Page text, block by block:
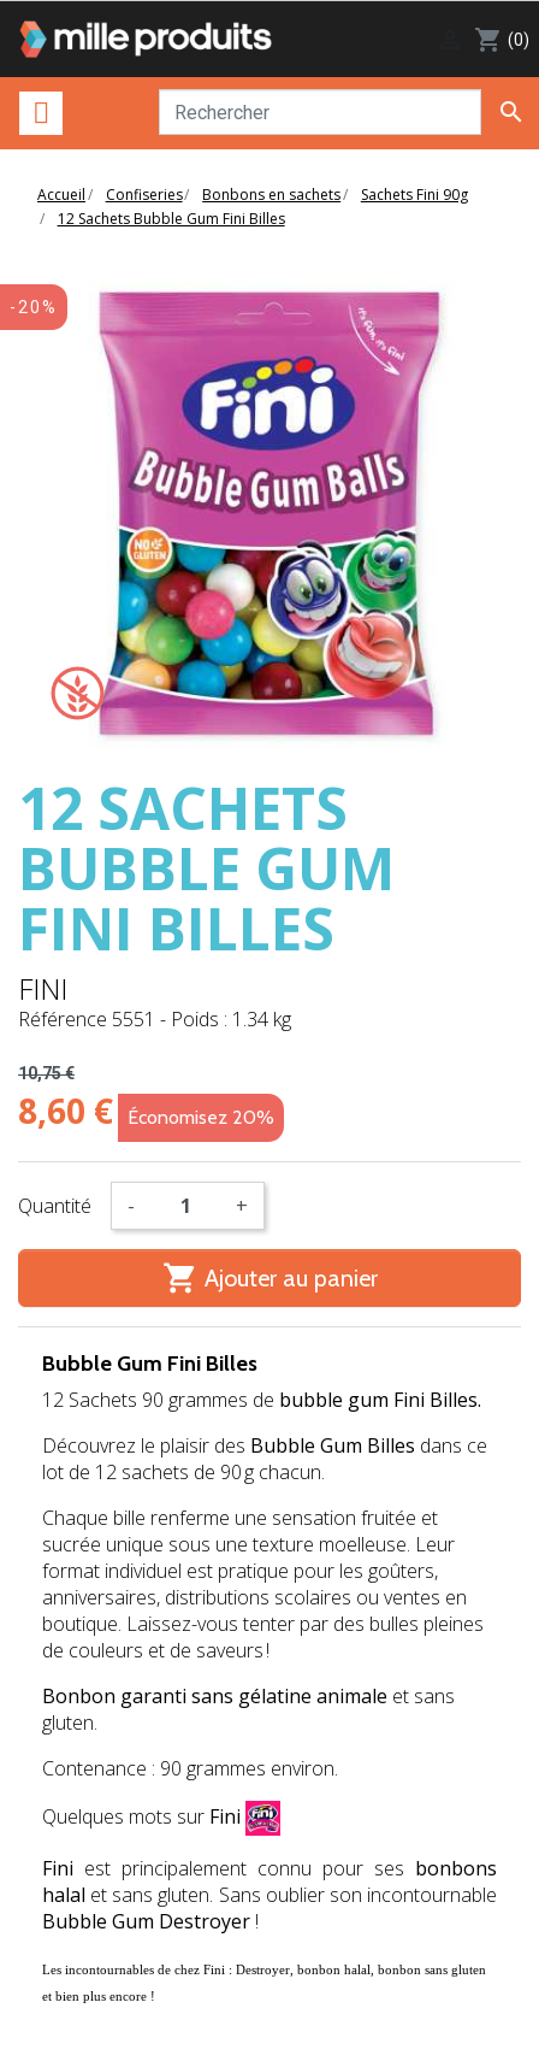
shopping_cart (0)

Accueil Confiseries Bonbons en sachets
Sachets Fini 90g
12 Sachets Bubble Gum Fini Billes
-20%
12 SACHETS
BUBBLE GUM
FINI BILLES
FINI
Référence 5551 - Poids : 1.34 kg
10,75 €
8,60 € Économisez 20%
Quantité - +
 Ajouter au panier
Bubble Gum Fini Billes
12 Sachets 90 grammes de bubble gum Fini Billes.
Découvrez le plaisir des Bubble Gum Billes dans ce
lot de 12 sachets de 90 g chacun.
Chaque bille renferme une sensation fruitée et
sucrée unique sous une texture moelleuse. Leur
format individuel est pratique pour les goûters,
anniversaires, distributions scolaires ou ventes en
boutique. Laissez-vous tenter par des bulles pleines
de couleurs et de saveurs !
Bonbon garanti sans gélatine animale et sans
gluten.
Contenance : 90 grammes environ.
Quelques mots sur Fini
Fini est principalement connu pour ses bonbons
halal et sans gluten. Sans oublier son incontournable
Bubble Gum Destroyer !
Les incontournables de chez Fini : Destroyer, bonbon halal, bonbon sans gluten
et bien plus encore !